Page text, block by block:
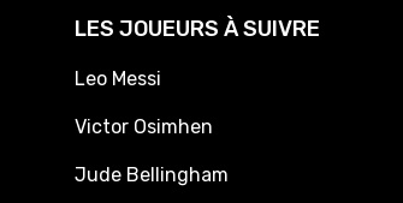
LES JOUEURS À SUIVRE
Leo Messi
Victor Osimhen
Jude Bellingham